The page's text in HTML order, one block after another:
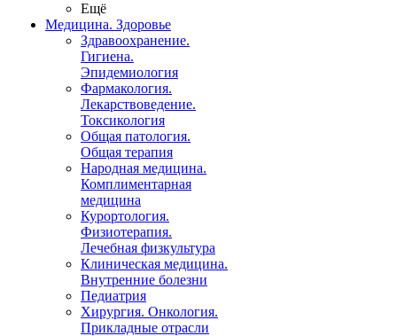
Ещё
Медицина. Здоровье
Здравоохранение.
Гигиена.
Эпидемиология
Фармакология.
Лекарствоведение.
Токсикология
Общая патология.
Общая терапия
Народная медицина.
Комплиментарная
медицина
Курортология.
Физиотерапия.
Лечебная физкультура
Клиническая медицина.
Внутренние болезни
Педиатрия
Хирургия. Онкология.
Прикладные отрасли